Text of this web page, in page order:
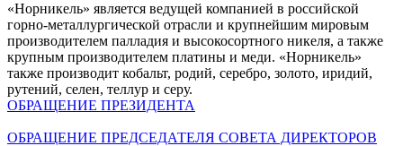
«Норникель» является ведущей компанией в российской
горно-металлургической отрасли и крупнейшим мировым
производителем палладия и высокосортного никеля, а также
крупным производителем платины и меди. «Норникель»
также производит кобальт, родий, серебро, золото, иридий,
рутений, селен, теллур и серу.
ОБРАЩЕНИЕ ПРЕЗИДЕНТА
ОБРАЩЕНИЕ ПРЕДСЕДАТЕЛЯ СОВЕТА ДИРЕКТОРОВ